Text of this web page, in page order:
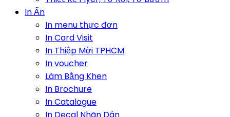
In Ấn
In menu thực đơn
In Card Visit
In Thiệp Mời TPHCM
In voucher
Làm Bằng Khen
In Brochure
In Catalogue